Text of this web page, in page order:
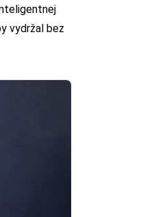
vydržal bez